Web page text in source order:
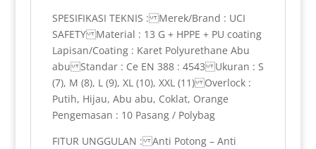
SPESIFIKASI TEKNIS : Merek/Brand : UCI
SAFETY Material : 13 G + HPPE + PU coating
Lapisan/Coating : Karet Polyurethane Abu
abu Standar : Ce EN 388 : 4543 Ukuran : S
(7), M (8), L (9), XL (10), XXL (11) Overlock :
Putih, Hijau, Abu abu, Coklat, Orange
Pengemasan : 10 Pasang / Polybag
FITUR UNGGULAN : Anti Potong – Anti